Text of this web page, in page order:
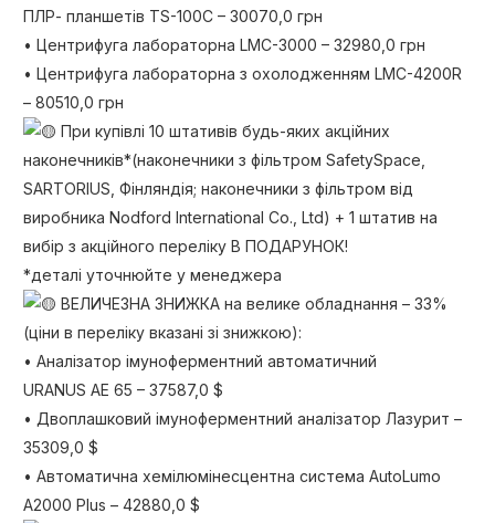
ПЛР- планшетів TS-100C – 30070,0 грн
• Центрифуга лабораторна LMC-3000 – 32980,0 грн
• Центрифуга лабораторна з охолодженням LMC-4200R
– 80510,0 грн
При купівлі 10 штативів будь-яких акційних
наконечників*(наконечники з фільтром SafetySpace,
SARTORIUS, Фінляндія; наконечники з фільтром від
виробника Nodford International Co., Ltd) + 1 штатив на
вибір з акційного переліку В ПОДАРУНОК!
*деталі уточнюйте у менеджера
ВЕЛИЧЕЗНА ЗНИЖКА на велике обладнання – 33%
(ціни в переліку вказані зі знижкою):
• Аналізатор імуноферментний автоматичний
URANUS AE 65 – 37587,0 $
• Двоплашковий імуноферментний аналізатор Лазурит –
35309,0 $
• Автоматична хемілюмінесцентна система AutoLumo
A2000 Plus – 42880,0 $